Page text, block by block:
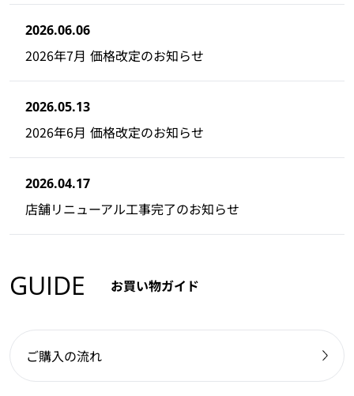
2026.06.06
2026年7月 価格改定のお知らせ
2026.05.13
2026年6月 価格改定のお知らせ
2026.04.17
店舗リニューアル工事完了のお知らせ
GUIDE お買い物ガイド
ご購入の流れ